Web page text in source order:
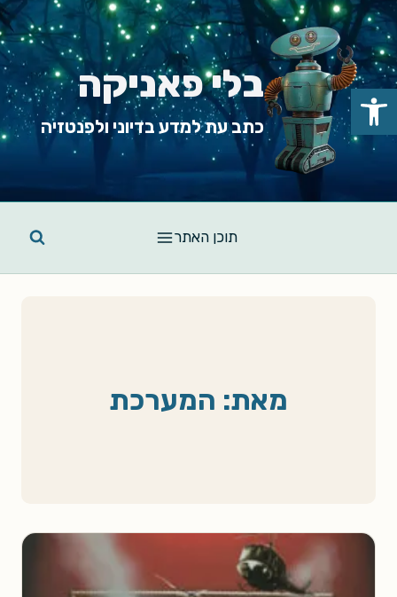
Skip
to
content
בלי פאניקה
כתב עת למדע בדיוני ולפנטזיה
תוכן האתר
מאת: המערכת
פתח סרגל נגישות